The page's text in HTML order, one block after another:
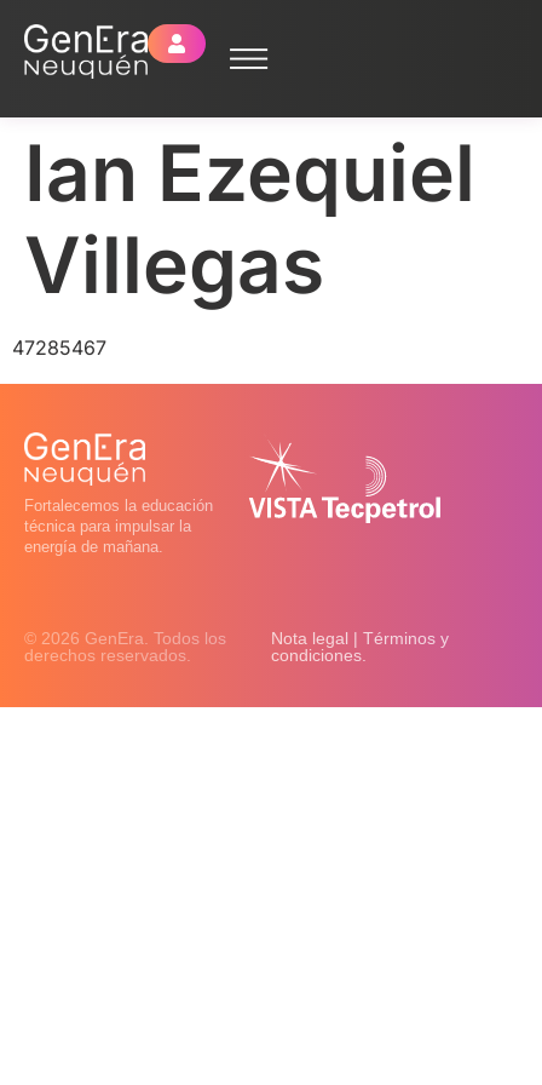
Ian Ezequiel
Villegas
47285467
Fortalecemos la educación
técnica para impulsar la
energía de mañana.
© 2026 GenEra. Todos los
derechos reservados.
Nota legal | Términos y
condiciones.